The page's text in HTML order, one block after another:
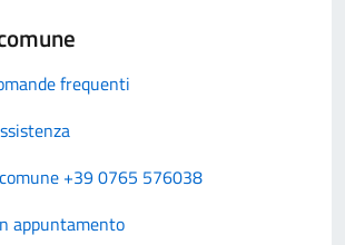
frequenti
+39 0765 576038
appuntamento